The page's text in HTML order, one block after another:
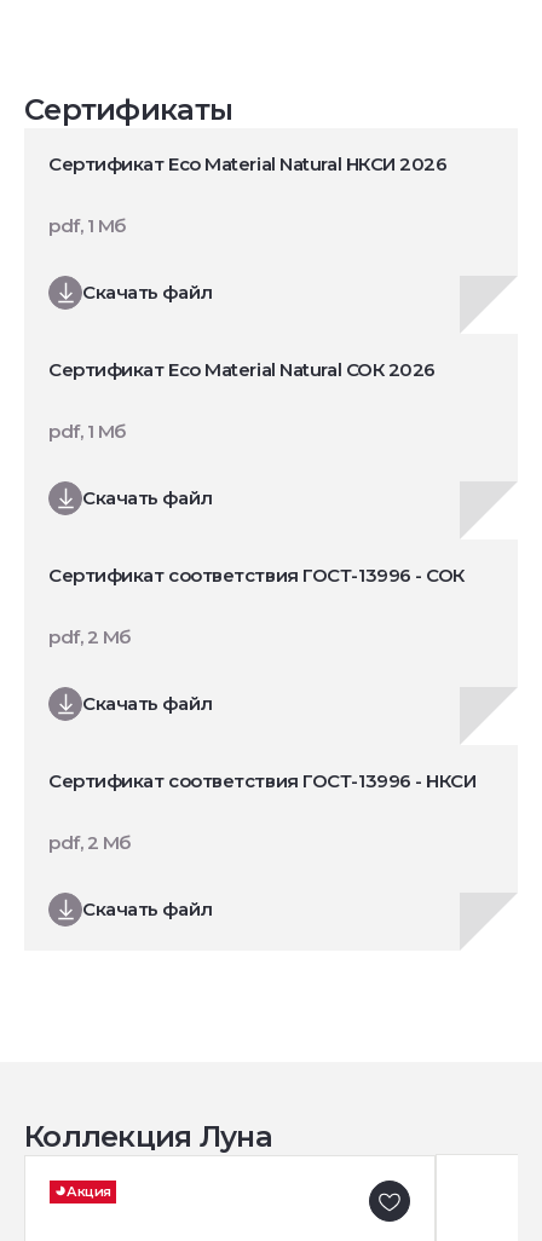
Сертификаты
Сертификат Eco Material Natural НКСИ 2026
Скачать файл
pdf, 1 Мб
Сертификат Eco Material Natural СОК 2026
Скачать файл
pdf, 1 Мб
Сертификат соответствия ГОСТ-13996 - СОК
Скачать файл
pdf, 2 Мб
Сертификат соответствия ГОСТ-13996 - НКСИ
Скачать файл
pdf, 2 Мб
Коллекция Луна
Акция